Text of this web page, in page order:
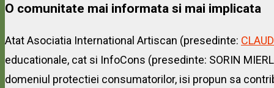
O comunitate mai informata si mai implicata
Atat Asociatia International Artiscan (presedinte:
educationale, cat si InfoCons (presedinte: SORIN
domeniul protectiei consumatorilor, isi propun sa